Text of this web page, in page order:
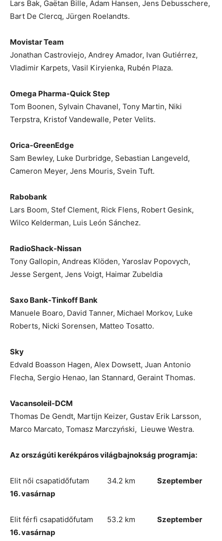
Lars Bak, Gaëtan Bille, Adam Hansen, Jens Debusschere,
Bart De Clercq, Jürgen Roelandts.
Movistar Team
Jonathan Castroviejo, Andrey Amador, Ivan Gutiérrez,
Vladimir Karpets, Vasil Kiryienka, Rubén Plaza.
Omega Pharma-Quick Step
Tom Boonen, Sylvain Chavanel, Tony Martin, Niki
Terpstra, Kristof Vandewalle, Peter Velits.
Orica-GreenEdge
Sam Bewley, Luke Durbridge, Sebastian Langeveld,
Cameron Meyer, Jens Mouris, Svein Tuft.
Rabobank
Lars Boom, Stef Clement, Rick Flens, Robert Gesink,
Wilco Kelderman, Luis León Sánchez.
RadioShack-Nissan
Tony Gallopin, Andreas Klöden, Yaroslav Popovych,
Jesse Sergent, Jens Voigt, Haimar Zubeldia
Saxo Bank-Tinkoff Bank
Manuele Boaro, David Tanner, Michael Morkov, Luke
Roberts, Nicki Sorensen, Matteo Tosatto.
Sky
Edvald Boasson Hagen, Alex Dowsett, Juan Antonio
Flecha, Sergio Henao, Ian Stannard, Geraint Thomas.
Vacansoleil-DCM
Thomas De Gendt, Martijn Keizer, Gustav Erik Larsson,
Marco Marcato, Tomasz Marczyński, Lieuwe Westra.
Az országúti kerékpáros világbajnokság programja:
Elit női csapatidőfutam 34.2 km Szeptember
16. vasárnap
Elit férfi csapatidőfutam 53.2 km Szeptember
16. vasárnap